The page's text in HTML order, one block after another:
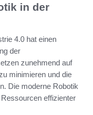
in der
4.0 hat einen
der
zunehmend auf
minimieren und die
Die moderne Robotik
effizienter